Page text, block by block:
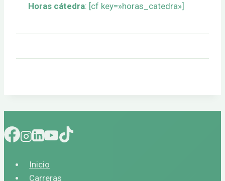
Horas cátedra: [cf key=»horas_catedra»]
Inicio
Carreras